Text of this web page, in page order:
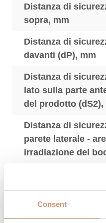
Consent
Distanza di
sopra, mm
Distanza di
davanti (dP), mm
Distanza di
lato sulla parte
del prodotto (dS2),
Distanza di
parete laterale -
irradiazione del